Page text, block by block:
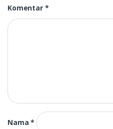
Komentar *
Nama*